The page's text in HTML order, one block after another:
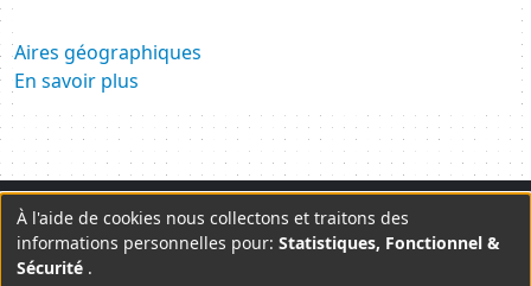
Aires géographiques
En savoir plus
Plan du site Mentions légales
Contact
Lettre d'information
Use
À l'aide de cookies nous collectons et traitons des
informations personnelles pour: Statistiques, Fonctionnel &
Sécurité .